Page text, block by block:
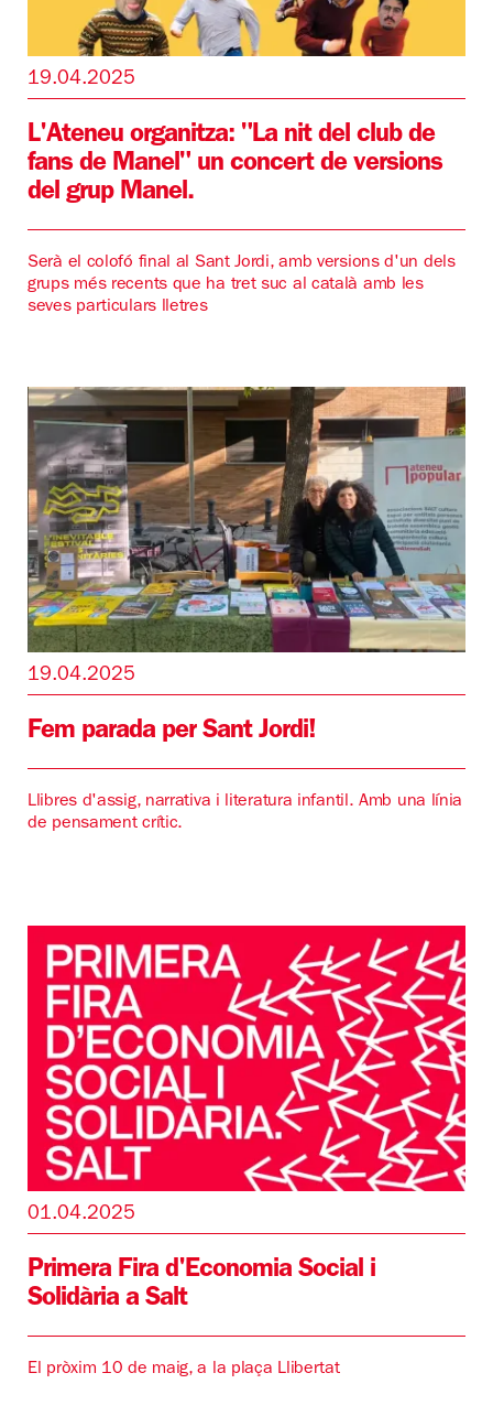
19.04.2025
L'Ateneu organitza: "La nit del club de
fans de Manel" un concert de versions
del grup Manel.
Serà el colofó final al Sant Jordi, amb versions d'un dels
grups més recents que ha tret suc al català amb les
seves particulars lletres
19.04.2025
Fem parada per Sant Jordi!
Llibres d'assig, narrativa i literatura infantil. Amb una línia
de pensament crític.
01.04.2025
Primera Fira d'Economia Social i
Solidària a Salt
El pròxim 10 de maig, a la plaça Llibertat